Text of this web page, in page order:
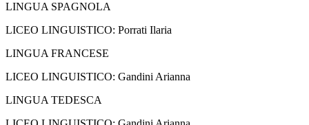
LINGUA SPAGNOLA
LICEO LINGUISTICO: Porrati Ilaria
LINGUA FRANCESE
LICEO LINGUISTICO: Gandini Arianna
LINGUA TEDESCA